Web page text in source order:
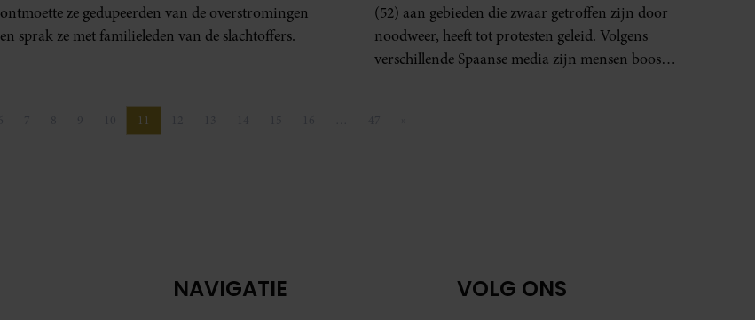
ontmoette ze gedupeerden van de overstromingen
en sprak ze met familieleden van de slachtoffers.
(52) aan gebieden die zwaar getroffen zijn door
noodweer, heeft tot protesten geleid. Volgens
verschillende Spaanse media zijn mensen boos
Pagina Pagina
11
NAVIGATIE VOLG ONS